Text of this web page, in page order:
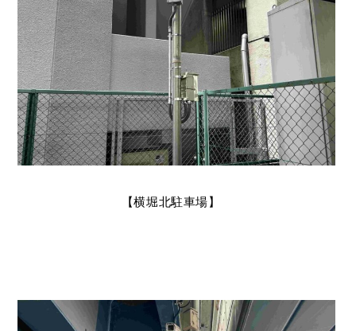
【横堀北駐車場】